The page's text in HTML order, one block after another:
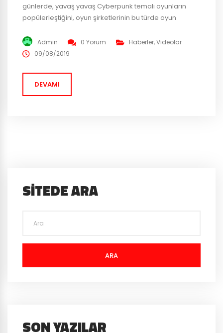
günlerde, yavaş yavaş Cyberpunk temalı oyunların
popülerleştiğini, oyun şirketlerinin bu türde oyun
“Cyberpunk Effect” olarak adlandırabiliriz. Oyun
dünyasında aslında farklı firmaların daha önce
ve telefonlarda ekran koruyucu haline gelmesine yol
açmadı pek tabii. İşin...
Admin 0 Yorum Haberler,Videolar
09/08/2019
DEVAMI
SITEDE ARA
ARA
SON YAZILAR